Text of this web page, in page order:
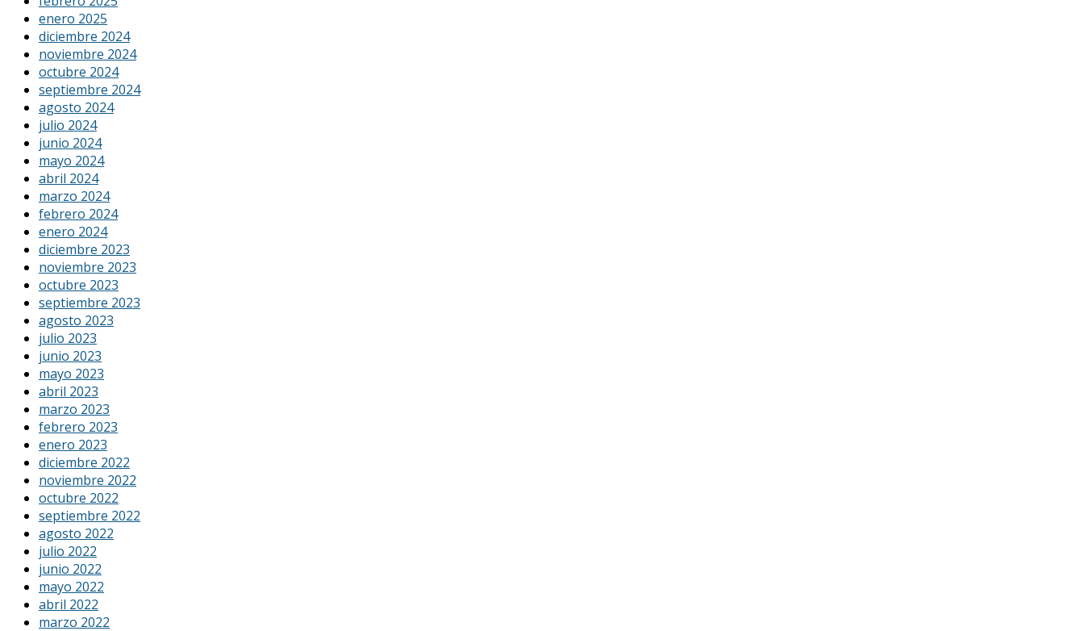
enero 2025
diciembre 2024
noviembre 2024
octubre 2024
septiembre 2024
agosto 2024
julio 2024
junio 2024
mayo 2024
abril 2024
marzo 2024
febrero 2024
enero 2024
diciembre 2023
noviembre 2023
octubre 2023
septiembre 2023
agosto 2023
julio 2023
junio 2023
mayo 2023
abril 2023
marzo 2023
febrero 2023
enero 2023
diciembre 2022
noviembre 2022
octubre 2022
septiembre 2022
agosto 2022
julio 2022
junio 2022
mayo 2022
abril 2022
marzo 2022